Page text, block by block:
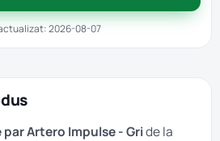
2026-08-07
Artero Impulse - Gride la